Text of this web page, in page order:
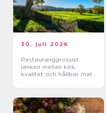
30. juli 2026
Restauranggrossist
länken mellan kök,
kvalitet och hållbar mat